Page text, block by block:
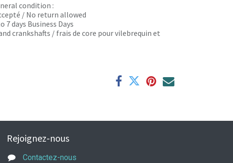
condition :
/ No return allowed
7 days Business Days
crankshafts / frais de core pour vilebrequin et
Rejoignez-nous
Contactez-nous